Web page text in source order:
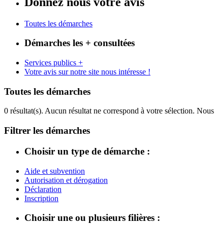
Toutes les démarches
Démarches les + consultées
Services publics +
Votre avis sur notre site nous intéresse !
Toutes les démarches
0 résultat(s). Aucun résultat ne correspond à votre sélection.
Filtrer les démarches
Choisir un type de démarche :
Aide et subvention
Autorisation et dérogation
Déclaration
Inscription
Choisir une ou plusieurs filières :